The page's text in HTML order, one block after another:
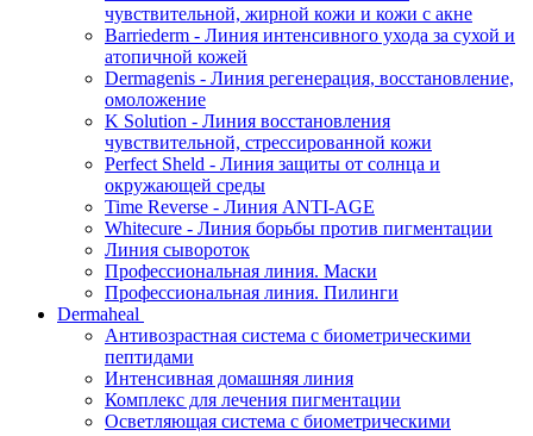
чувствительной, жирной кожи и кожи с акне
Barriederm - Линия интенсивного ухода за сухой и
атопичной кожей
Dermagenis - Линия регенерация, восстановление,
омоложение
K Solution - Линия восстановления
чувствительной, стрессированной кожи
Perfect Sheld - Линия защиты от солнца и
окружающей среды
Time Reverse - Линия ANTI-AGE
Whitecure - Линия борьбы против пигментации
Линия сывороток
Профессиональная линия. Маски
Профессиональная линия. Пилинги
Dermaheal
Антивозрастная система с биометрическими
пептидами
Интенсивная домашняя линия
Комплекс для лечения пигментации
Осветляющая система с биометрическими